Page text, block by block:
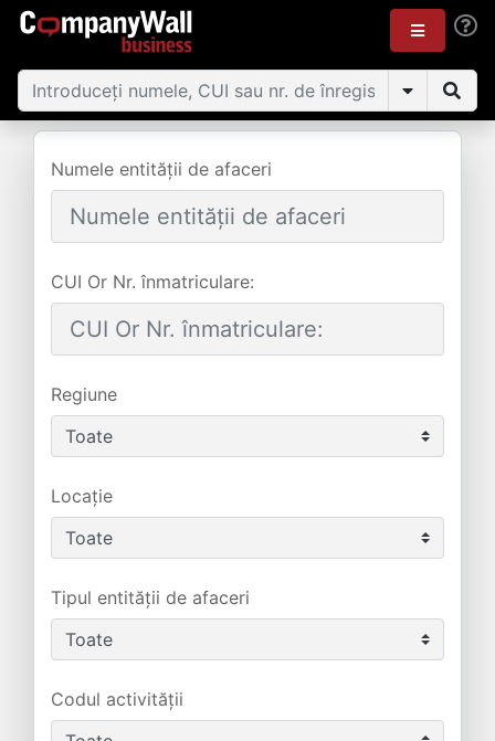
Numele entității de afaceri
CUI Or Nr. înmatriculare:
Regiune
Locație
Tipul entității de afaceri
Codul activității